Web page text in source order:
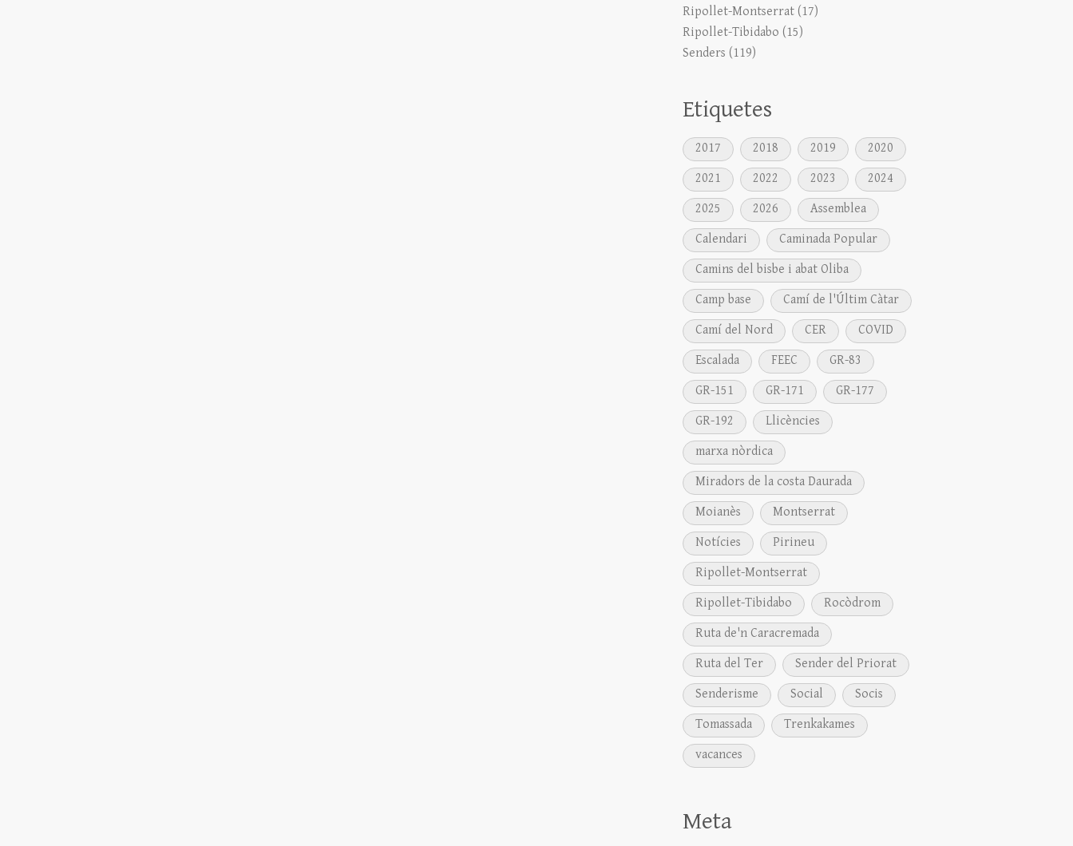
Ripollet-Montserrat (17)
Ripollet-Tibidabo (15)
Senders (119)
Etiquetes
2017 2018 2019
2020
2021
2022 2023
2024
2025
2026
Assemblea
Calendari
Caminada Popular
Camins del bisbe i abat Oliba
Camp base
Camí de l'Últim Càtar
Camí del Nord
CER
COVID
Escalada
FEEC
GR-83
GR-151
GR-171
GR-177
GR-192
Llicències
marxa nòrdica
Miradors de la costa Daurada
Moianès
Montserrat
Notícies
Pirineu
Ripollet-Montserrat
Ripollet-Tibidabo
Rocòdrom
Ruta de'n Caracremada
Ruta del Ter
Sender del Priorat
Senderisme
Social
Socis
Tomassada
Trenkakames
vacances
Meta